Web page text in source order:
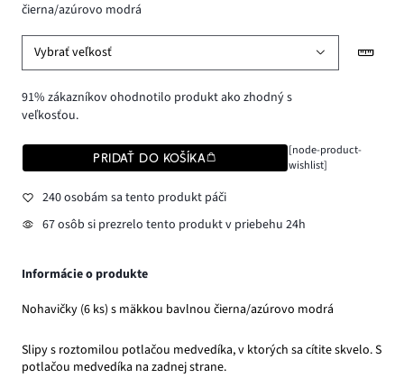
čierna/azúrovo modrá
Vybrať veľkosť
91% zákazníkov ohodnotilo produkt ako zhodný s
veľkosťou.
PRIDAŤ DO KOŠÍKA
[node-product-
wishlist]
240 osobám sa tento produkt páči
67 osôb si prezrelo tento produkt v priebehu 24h
Informácie o produkte
Nohavičky (6 ks) s mäkkou bavlnou čierna/azúrovo modrá
Slipy s roztomilou potlačou medvedíka, v ktorých sa cítite skvelo. S
potlačou medvedíka na zadnej strane.